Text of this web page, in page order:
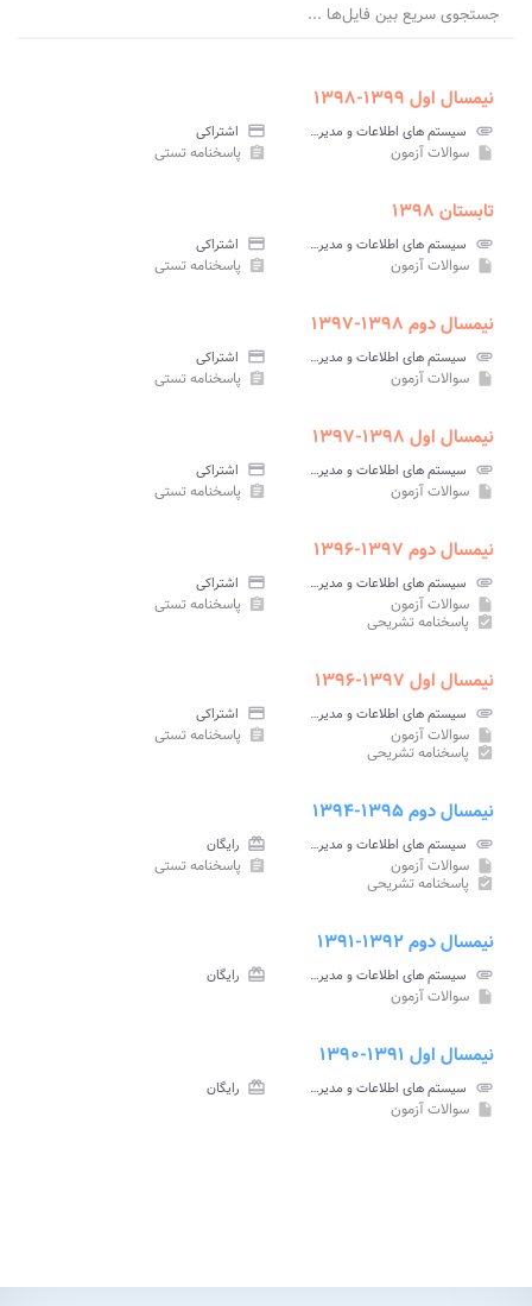
جستجوی سریع بین فایل‌ها ...
نیمسال اول ۱۳۹۹-۱۳۹۸
attachment سیستم های اطلاعات و مدیریت پیام نور credit_card اشتراکی
insert_drive_file سوالات آزمون assignment پاسخنامه تستی
تابستان ۱۳۹۸
attachment سیستم های اطلاعات و مدیریت پیام نور credit_card اشتراکی
insert_drive_file سوالات آزمون assignment پاسخنامه تستی
نیمسال دوم ۱۳۹۸-۱۳۹۷
attachment سیستم های اطلاعات و مدیریت پیام نور credit_card اشتراکی
insert_drive_file سوالات آزمون assignment پاسخنامه تستی
نیمسال اول ۱۳۹۸-۱۳۹۷
attachment سیستم های اطلاعات و مدیریت پیام نور credit_card اشتراکی
insert_drive_file سوالات آزمون assignment پاسخنامه تستی
نیمسال دوم ۱۳۹۷-۱۳۹۶
attachment سیستم های اطلاعات و مدیریت پیام نور credit_card اشتراکی
insert_drive_file سوالات آزمون assignment پاسخنامه تستی
assignment_turned_in پاسخنامه تشریحی
نیمسال اول ۱۳۹۷-۱۳۹۶
attachment سیستم های اطلاعات و مدیریت پیام نور credit_card اشتراکی
insert_drive_file سوالات آزمون assignment پاسخنامه تستی
assignment_turned_in پاسخنامه تشریحی
نیمسال دوم ۱۳۹۵-۱۳۹۴
attachment سیستم های اطلاعات و مدیریت پیام نور card_giftcard رایگان
insert_drive_file سوالات آزمون assignment پاسخنامه تستی
assignment_turned_in پاسخنامه تشریحی
نیمسال دوم ۱۳۹۲-۱۳۹۱
attachment سیستم های اطلاعات و مدیریت پیام نور card_giftcard رایگان
insert_drive_file سوالات آزمون
نیمسال اول ۱۳۹۱-۱۳۹۰
attachment سیستم های اطلاعات و مدیریت پیام نور card_giftcard رایگان
insert_drive_file سوالات آزمون